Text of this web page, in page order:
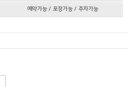
예약가능 / 포장가능 / 주차가능